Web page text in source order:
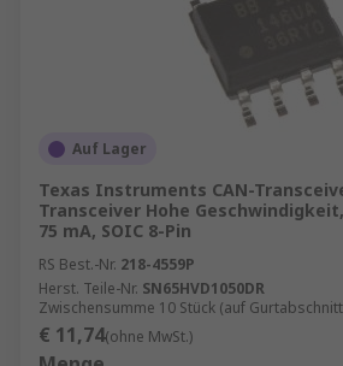
Auf Lager
Texas Instruments CAN-
Transceiver Hohe
75 mA, SOIC 8-Pin
RS Best.-Nr. 218-4559P
Herst. Teile-Nr. SN65HVD1050DR
Zwischensumme 10 Stück (auf
€ 11,74(ohne MwSt.)